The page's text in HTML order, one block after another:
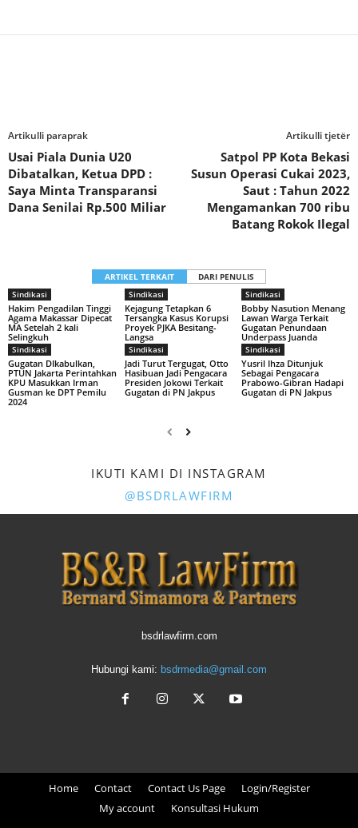
Artikulli paraprak
Usai Piala Dunia U20
Dibatalkan, Ketua DPD :
Saya Minta Transparansi
Dana Senilai Rp.500 Miliar
Artikulli tjetër
Satpol PP Kota Bekasi
Susun Operasi Cukai 2023,
Saut : Tahun 2022
Mengamankan 700 ribu
Batang Rokok Ilegal
ARTIKEL TERKAIT
DARI PENULIS
Sindikasi
Hakim Pengadilan Tinggi
Agama Makassar Dipecat
MA Setelah 2 kali
Selingkuh
Sindikasi
Kejagung Tetapkan 6
Tersangka Kasus Korupsi
Proyek PJKA Besitang-
Langsa
Sindikasi
Bobby Nasution Menang
Lawan Warga Terkait
Gugatan Penundaan
Underpass Juanda
Sindikasi
Gugatan DIkabulkan,
PTUN Jakarta Perintahkan
KPU Masukkan Irman
Gusman ke DPT Pemilu
2024
Sindikasi
Jadi Turut Tergugat, Otto
Hasibuan Jadi Pengacara
Presiden Jokowi Terkait
Gugatan di PN Jakpus
Sindikasi
Yusril Ihza Ditunjuk
Sebagai Pengacara
Prabowo-Gibran Hadapi
Gugatan di PN Jakpus
IKUTI KAMI DI INSTAGRAM
@BSDRLAWFIRM
bsdrlawfirm.com
Hubungi kami: bsdrmedia@gmail.com
Home Contact Contact Us Page
Login/Register
My account
Konsultasi Hukum